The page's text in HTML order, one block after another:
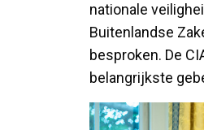
nationale
Buitenlandse
besproken. De
belangrijkste